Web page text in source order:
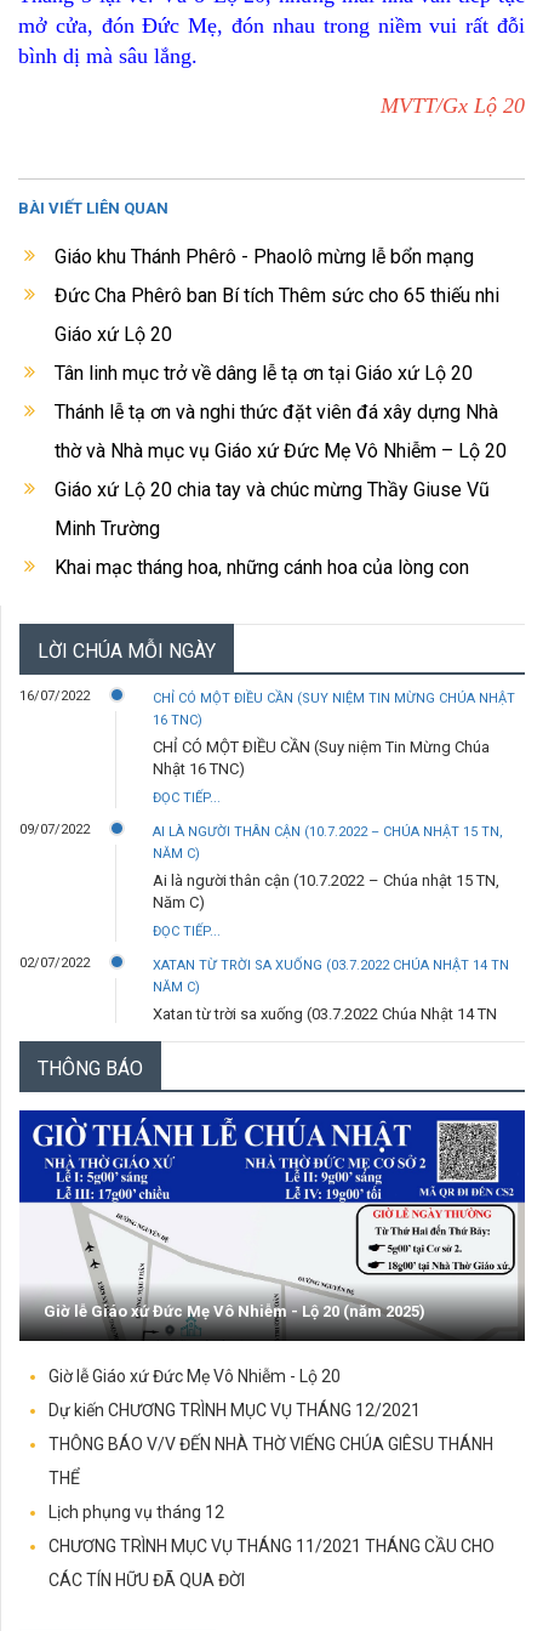
mở cửa, đón Đức Mẹ, đón nhau trong niềm vui rất đỗi
bình dị mà sâu lắng.
MVTT/Gx Lộ 20
BÀI VIẾT LIÊN QUAN
Giáo khu Thánh Phêrô - Phaolô mừng lễ bổn mạng
Đức Cha Phêrô ban Bí tích Thêm sức cho 65 thiếu nhi
Giáo xứ Lộ 20
Tân linh mục trở về dâng lễ tạ ơn tại Giáo xứ Lộ 20
Thánh lễ tạ ơn và nghi thức đặt viên đá xây dựng Nhà
thờ và Nhà mục vụ Giáo xứ Đức Mẹ Vô Nhiễm – Lộ 20
Giáo xứ Lộ 20 chia tay và chúc mừng Thầy Giuse Vũ
Minh Trường
Khai mạc tháng hoa, những cánh hoa của lòng con
LỜI CHÚA MỖI NGÀY
16/07/2022
CHỈ CÓ MỘT ĐIỀU CẦN (SUY NIỆM TIN MỪNG CHÚA NHẬT
16 TNC)
CHỈ CÓ MỘT ĐIỀU CẦN (Suy niệm Tin Mừng Chúa
Nhật 16 TNC)
ĐỌC TIẾP...
09/07/2022
AI LÀ NGƯỜI THÂN CẬN (10.7.2022 – CHÚA NHẬT 15 TN,
NĂM C)
Ai là người thân cận (10.7.2022 – Chúa nhật 15 TN,
Năm C)
ĐỌC TIẾP...
02/07/2022
XATAN TỪ TRỜI SA XUỐNG (03.7.2022 CHÚA NHẬT 14 TN
NĂM C)
Xatan từ trời sa xuống (03.7.2022 Chúa Nhật 14 TN
29/06/2022
VÀ THÁNH PHAOLÔ TÔNG ĐỒ)
Anh là tảng đá (29.6.2022 – Thứ Tư- Lễ thánh Phêrô
và thánh Phaolô tông đồ)
ĐỌC TIẾP...
25/06/2022
TRƯỚC ĐÃ (26.6.2022 – CHÚA NHẬT 13 TN NĂM C)
Trước đã (26.6.2022 – Chúa Nhật 13 TN năm C)
ĐỌC TIẾP...
18/06/2022
NGÀI CẦM BÁNH BẺ RA - (19.6.2022 CHÚA NHẬT 12 TN - LỄ
MÌNH VÀ MÁU THÁNH CHÚA KITÔ)
Ngài cầm bánh bẻ ra - (19.6.2022 Chúa Nhật 12 TN -
ĐỌC TIẾP...
12/06/2022
DẪN TỚI SỰ THẬT TOÀN VẸN (12.6.2022 – CHÚA NHẬT
Dẫn tới sự thật toàn vẹn (12.6.2022 – Chúa Nhật Chúa
Ba Ngôi, Năm C)
ĐỌC TIẾP...
04/06/2022
HÃY NHẬN LẤY THÁNH THẦN (05.6.2022 – CHÚA NHẬT
THÔNG BÁO
Giờ lễ Giáo xứ Đức Mẹ Vô Nhiễm - Lộ 20 (năm 2025)
Giờ lễ Giáo xứ Đức Mẹ Vô Nhiễm - Lộ 20
Dự kiến CHƯƠNG TRÌNH MỤC VỤ THÁNG 12/2021
THÔNG BÁO V/V ĐẾN NHÀ THỜ VIẾNG CHÚA GIÊSU THÁNH
THỂ
Lịch phụng vụ tháng 12
CHƯƠNG TRÌNH MỤC VỤ THÁNG 11/2021 THÁNG CẦU CHO
CÁC TÍN HỮU ĐÃ QUA ĐỜI